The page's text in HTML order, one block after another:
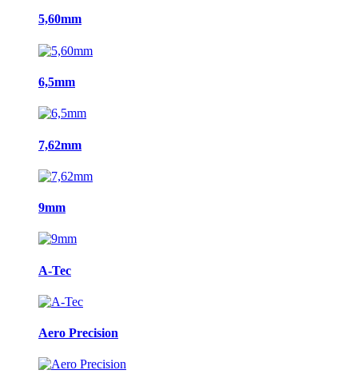
5,60mm
6,5mm
7,62mm
9mm
A-Tec
Aero Precision